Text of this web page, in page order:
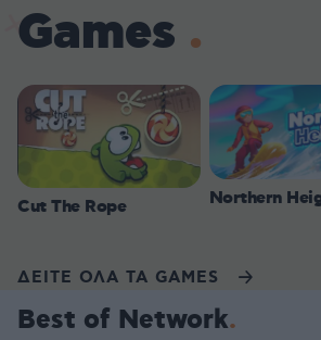
Games
Cut The Rope Northern
ΔΕΙΤΕ ΟΛΑ ΤΑ GAMES
Best of Network